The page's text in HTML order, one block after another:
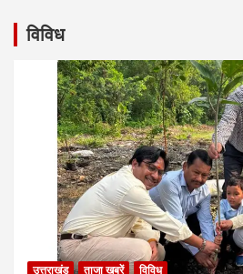
विविध
उत्तराखंड ताजा खबरें विविध